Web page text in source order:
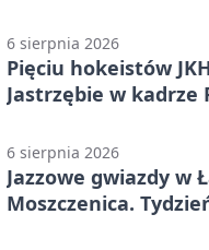
6 sierpnia 2026
Pięciu hokeistów
Jastrzębie w kadrze
6 sierpnia 2026
Jazzowe gwiazdy w
Moszczenica.